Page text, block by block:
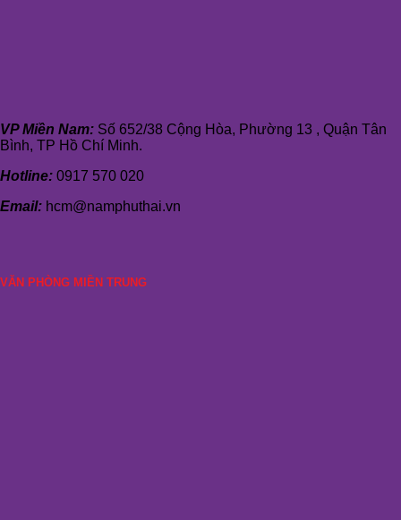
VP Miền Nam: Số 652/38 Cộng Hòa, Phường 13 , Quận Tân
Bình, TP Hồ Chí Minh.
Hotline: 0917 570 020
Email: hcm@namphuthai.vn
VĂN PHÒNG MIỀN TRUNG